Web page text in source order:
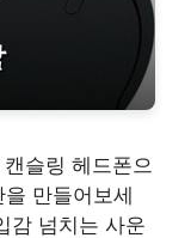
슬링 헤드폰으
만들어보세
감 넘치는 사운